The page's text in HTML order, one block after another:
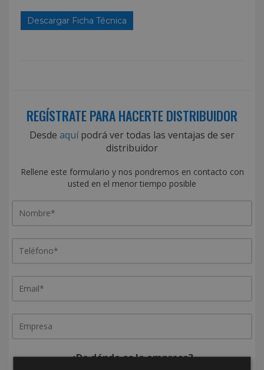
Descargar Ficha Técnica
REGÍSTRATE PARA HACERTE DISTRIBUIDOR
Desde aquípodrá ver todas las ventajas de ser
distribuidor
Rellene este formulario y nos pondremos en contacto con
usted en el menor tiempo posible
¿De dónde es la empresa?